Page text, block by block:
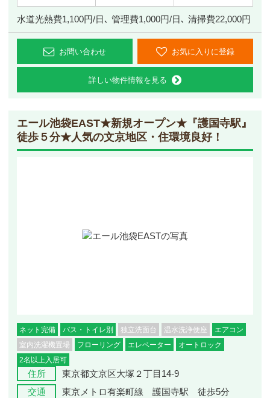
水道光熱費1,100円/日､ 管理費1,000円/日､ 清掃費22,000円
お問い合わせ お気に入りに登録
詳しい物件情報を見る
エール池袋EAST★新規オープン★『護国寺駅』
徒歩５分★人気の文京地区・住環境良好！
ネット完備 バス・トイレ別 独立洗面台 温水洗浄便座
エアコン
室内洗濯機置場
フローリング エレベーター
オートロック
2名以上入居可
住所
東京都文京区大塚２丁目14-9
交通
東京メトロ有楽町線 護国寺駅 徒歩5分